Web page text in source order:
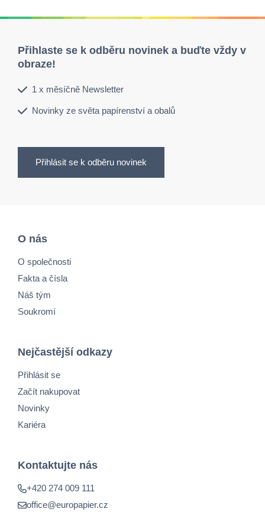
Přihlaste se k odběru novinek a buďte vždy v
obraze!
1 x měsíčně Newsletter
Novinky ze světa papírenství a obalů
Přihlásit se k odběru novinek
O nás
O společnosti
Fakta a čísla
Náš tým
Soukromí
Nejčastější odkazy
Přihlásit se
Začít nakupovat
Novinky
Kariéra
Kontaktujte nás
+420 274 009 111
office@europapier.cz